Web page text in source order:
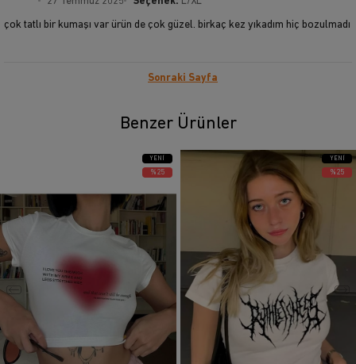
çok tatlı bir kumaşı var ürün de çok güzel. birkaç kez yıkadım hiç bozulmadı
Sonraki Sayfa
Benzer Ürünler
YENI
ÜRÜN
%25
YENI
ÜRÜN
%25